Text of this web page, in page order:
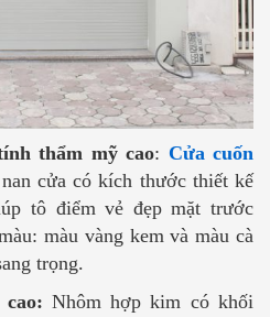
thẩm mỹ cao: Cửa cuốn
cửa có kích thước thiết kế
tô điểm vẻ đẹp mặt trước
màu vàng kem và màu cà
trọng.
Nhôm hợp kim có khối